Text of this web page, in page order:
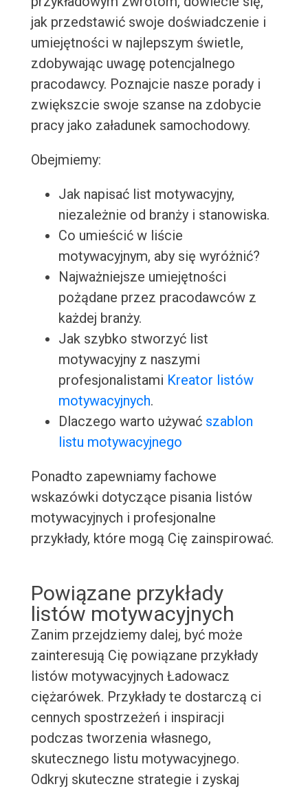
jak przedstawić swoje doświadczenie i
umiejętności w najlepszym świetle,
zdobywając uwagę potencjalnego
pracodawcy. Poznajcie nasze porady i
zwiększcie swoje szanse na zdobycie
pracy jako załadunek samochodowy.
Obejmiemy:
Jak napisać list motywacyjny,
niezależnie od branży i stanowiska.
Co umieścić w liście
motywacyjnym, aby się wyróżnić?
Najważniejsze umiejętności
pożądane przez pracodawców z
każdej branży.
Jak szybko stworzyć list
motywacyjny z naszymi
profesjonalistami Kreator listów
motywacyjnych.
Dlaczego warto używać szablon
listu motywacyjnego
Ponadto zapewniamy fachowe
wskazówki dotyczące pisania listów
motywacyjnych i profesjonalne
przykłady, które mogą Cię zainspirować.
Powiązane przykłady
listów motywacyjnych
Zanim przejdziemy dalej, być może
zainteresują Cię powiązane przykłady
listów motywacyjnych Ładowacz
ciężarówek. Przykłady te dostarczą ci
cennych spostrzeżeń i inspiracji
podczas tworzenia własnego,
skutecznego listu motywacyjnego.
Odkryj skuteczne strategie i zyskaj